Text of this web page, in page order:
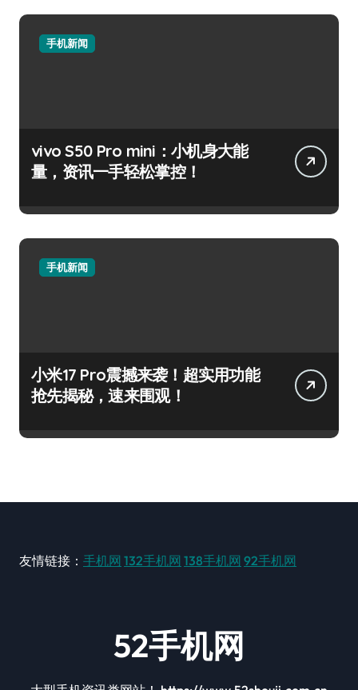
手机新闻
vivo S50 Pro mini：小机身大能
量，资讯一手轻松掌控！
手机新闻
小米17 Pro震撼来袭！超实用功能
抢先揭秘，速来围观！
友情链接： 手机网 132手机网 138手机网 92手机网
52手机网